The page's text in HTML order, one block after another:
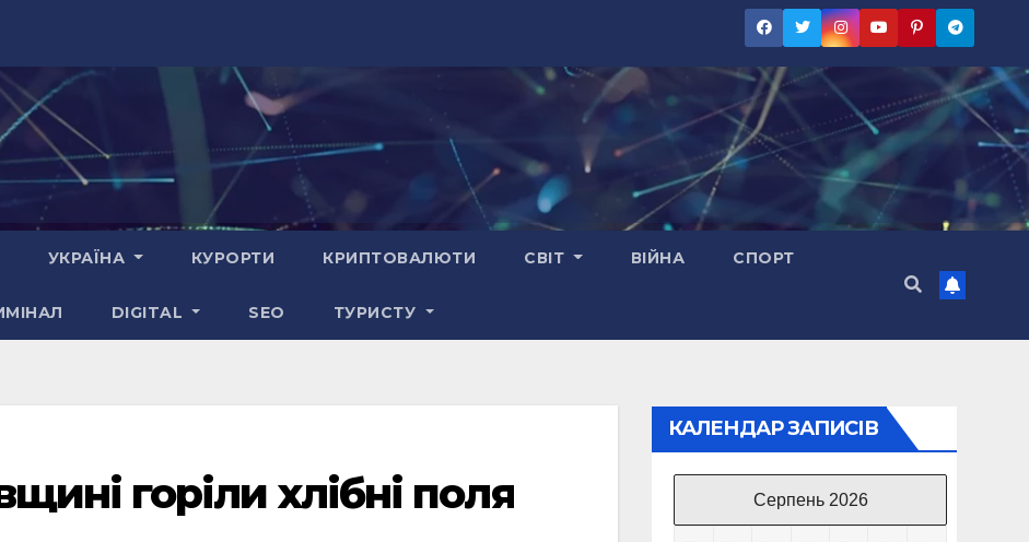
УКРАЇНА КУРОРТИ КРИПТОВАЛЮТИ СВІТ ВІЙНА СПОРТ
DIGITAL SEO ТУРИСТУ
горіли хлібні поля
КАЛЕНДАР ЗАПИСІВ
Серпень 2026